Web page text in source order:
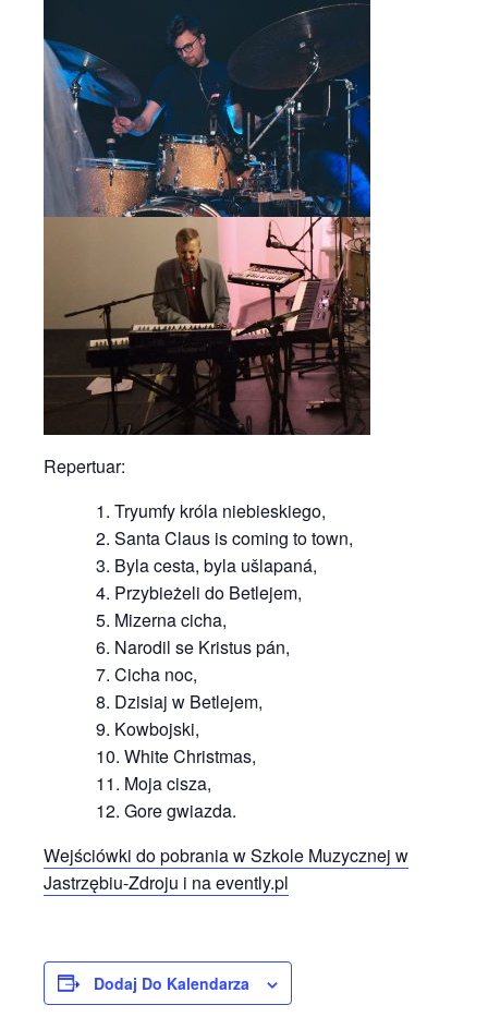
Repertuar:
Tryumfy króla niebieskiego,
Santa Claus is coming to town,
Byla cesta, byla ušlapaná,
Przybieżeli do Betlejem,
Mizerna cicha,
Narodil se Kristus pán,
Cicha noc,
Dzisiaj w Betlejem,
Kowbojski,
White Christmas,
Moja cisza,
Gore gwiazda.
Wejściówki do pobrania w Szkole Muzycznej w
Jastrzębiu-Zdroju i na evently.pl
Dodaj Do Kalendarza